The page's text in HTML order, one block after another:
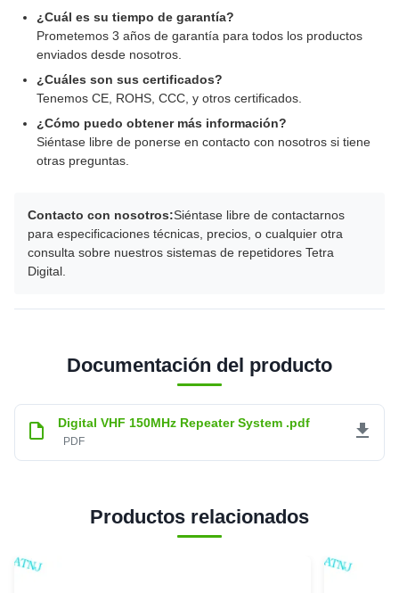
¿Cuál es su tiempo de garantía?
Prometemos 3 años de garantía para todos los productos
enviados desde nosotros.
¿Cuáles son sus certificados?
Tenemos CE, ROHS, CCC, y otros certificados.
¿Cómo puedo obtener más información?
Siéntase libre de ponerse en contacto con nosotros si tiene
otras preguntas.
Contacto con nosotros:Siéntase libre de contactarnos
para especificaciones técnicas, precios, o cualquier otra
consulta sobre nuestros sistemas de repetidores Tetra
Digital.
Documentación del producto
Digital VHF 150MHz Repeater System .pdf
PDF
Productos relacionados